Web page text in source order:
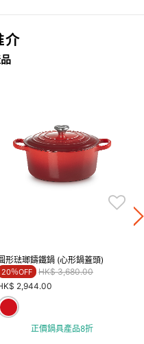
介
形琺瑯鑄鐵鍋 (心形鍋蓋頭)
20％OFF Price reduced from
HK$ 3,680.00to
2,944.00
正價鍋具產品8折